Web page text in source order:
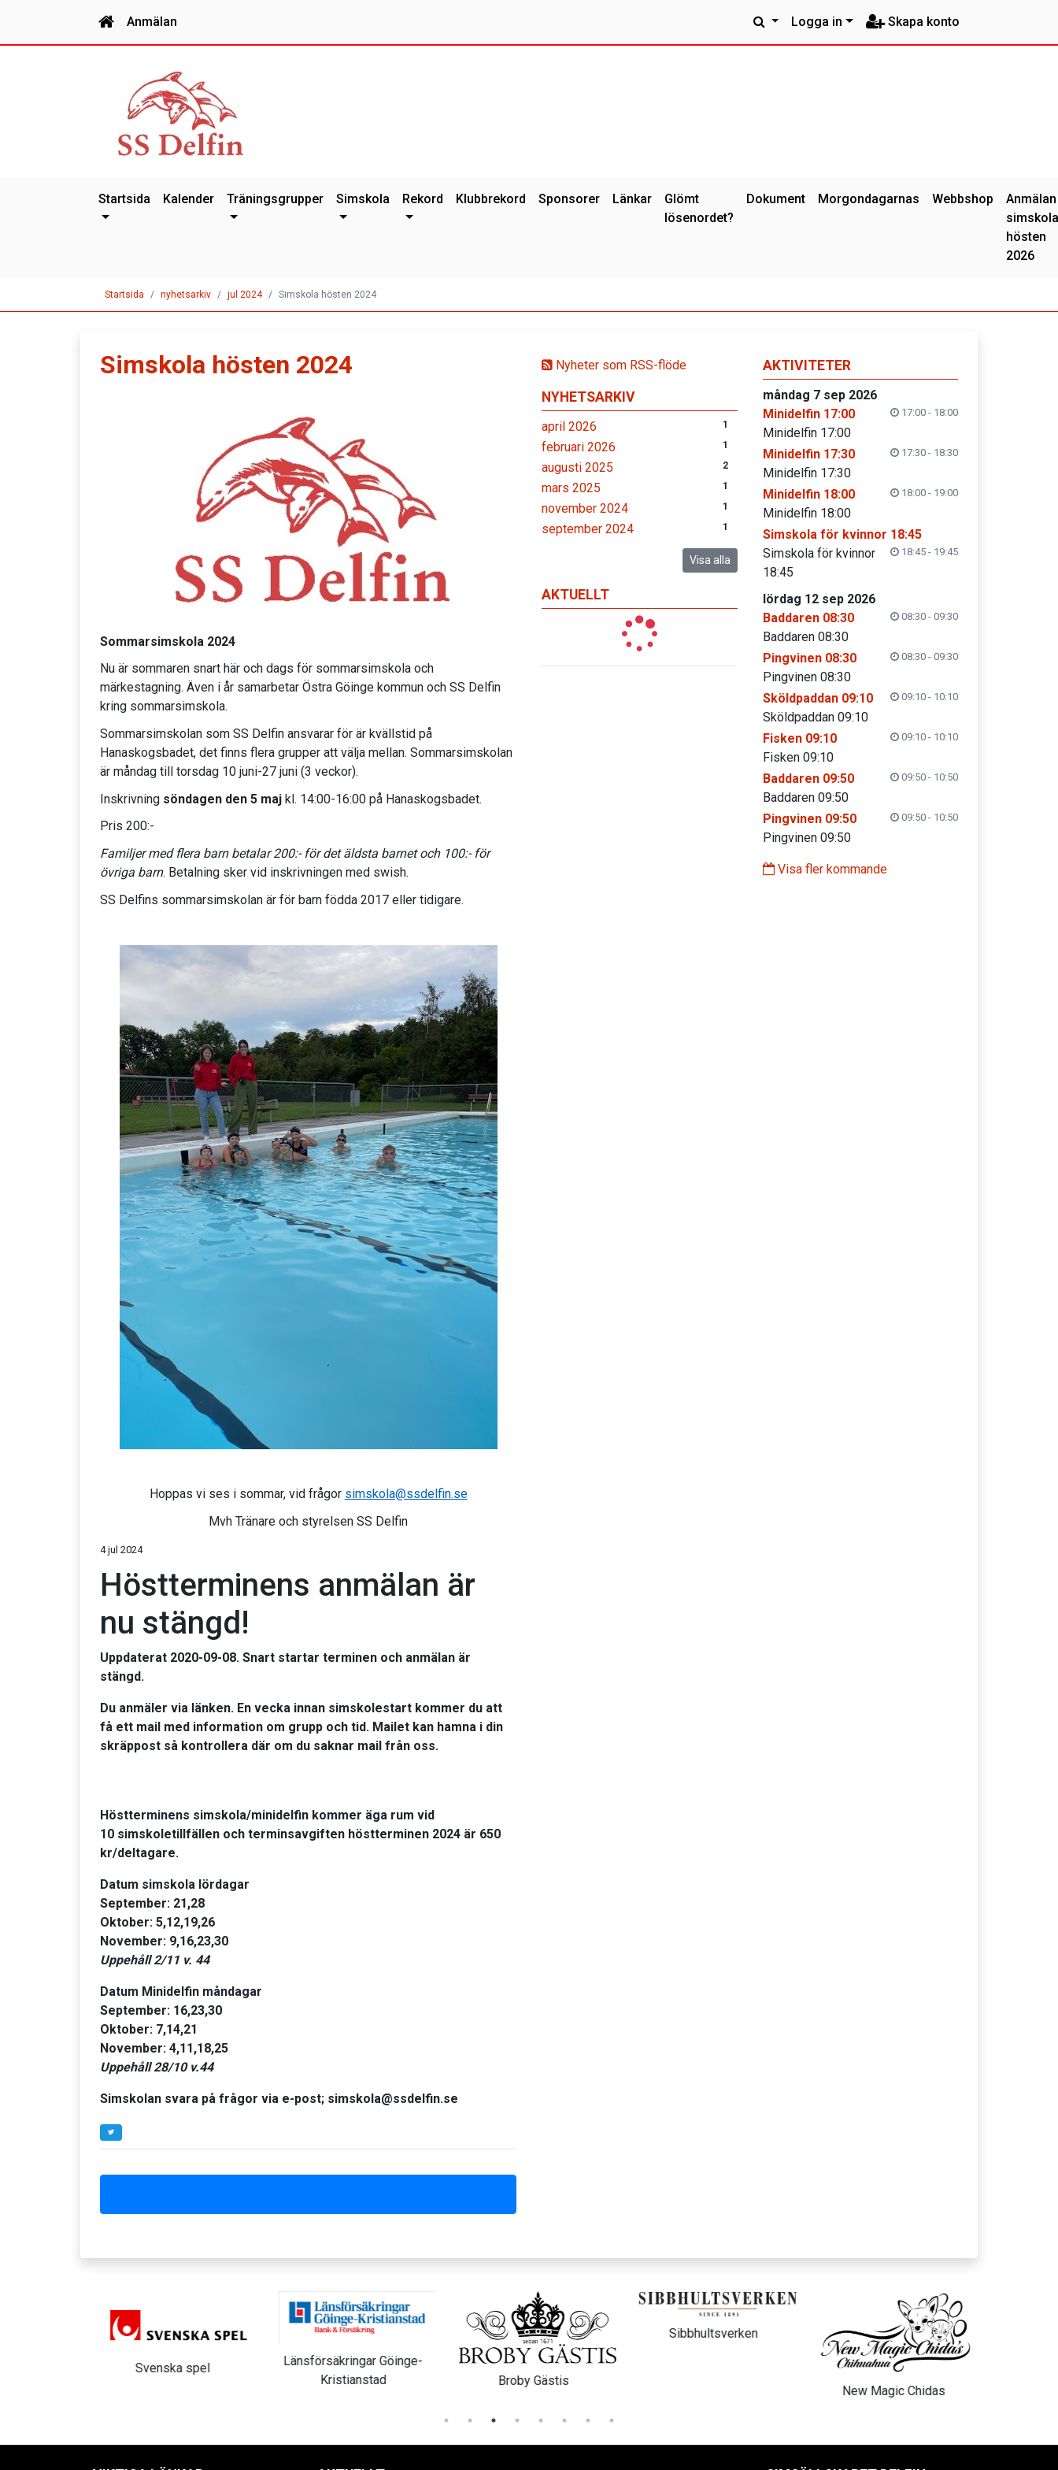
Anmälan Logga in Skapa konto
Startsida Kalender Träningsgrupper Simskola Rekord Klubbrekord Sponsorer Länkar
Glömt
lösenordet?
Dokument Morgondagarnas Webbshop
Anmälan
hösten
2026
Startsida nyhetsarkiv jul 2024 Simskola hösten 2024
Nyheter som RSS-flöde
NYHETSARKIV
april 2026 1
februari 2026 1
augusti 2025 2
mars 2025 1
november 2024 1
september 2024 1
Visa alla
AKTUELLT
Simskola hösten 2024
Sommarsimskola 2024
Nu är sommaren snart här och dags för sommarsimskola och
märkestagning. Även i år samarbetar Östra Göinge kommun och SS Delfin
kring sommarsimskola.
Sommarsimskolan som SS Delfin ansvarar för är kvällstid på
Hanaskogsbadet, det finns flera grupper att välja mellan. Sommarsimskolan
är måndag till torsdag 10 juni-27 juni (3 veckor).
Inskrivning söndagen den 5 maj kl. 14:00-16:00 på Hanaskogsbadet.
Pris 200:-
Familjer med flera barn betalar 200:- för det äldsta barnet och 100:- för
övriga barn. Betalning sker vid inskrivningen med swish.
SS Delfins sommarsimskolan är för barn födda 2017 eller tidigare.
Hoppas vi ses i sommar, vid frågor simskola@ssdelfin.se
Mvh Tränare och styrelsen SS Delfin
4 jul 2024
Höstterminens anmälan är
nu stängd!
Uppdaterat 2020-09-08. Snart startar terminen och anmälan är
stängd.
Du anmäler via länken. En vecka innan simskolestart kommer du att
få ett mail med information om grupp och tid. Mailet kan hamna i din
skräppost så kontrollera där om du saknar mail från oss.
Höstterminens simskola/minidelfin kommer äga rum vid
10 simskoletillfällen och terminsavgiften höstterminen 2024 är 650
kr/deltagare.
Datum simskola lördagar
September: 21,28
Oktober: 5,12,19,26
November: 9,16,23,30
Uppehåll 2/11 v. 44
Datum Minidelfin måndagar
September: 16,23,30
Oktober: 7,14,21
November: 4,11,18,25
Uppehåll 28/10 v.44
Simskolan svara på frågor via e-post; simskola@ssdelfin.se
AKTIVITETER
måndag 7 sep 2026
Minidelfin 17:00
17:00 - 18:00
Minidelfin 17:00
Minidelfin 17:30
17:30 - 18:30
Minidelfin 17:30
Minidelfin 18:00
18:00 - 19:00
Minidelfin 18:00
Simskola för kvinnor 18:45
18:45 - 19:45
Simskola för kvinnor
18:45
lördag 12 sep 2026
Baddaren 08:30
08:30 - 09:30
Baddaren 08:30
Pingvinen 08:30
08:30 - 09:30
Pingvinen 08:30
Sköldpaddan 09:10
09:10 - 10:10
Sköldpaddan 09:10
Fisken 09:10
09:10 - 10:10
Fisken 09:10
Baddaren 09:50
09:50 - 10:50
Baddaren 09:50
Pingvinen 09:50
09:50 - 10:50
Pingvinen 09:50
Visa fler kommande
Svenska spel
Länsförsäkringar Göinge-
Kristianstad
Broby Gästis
Sibbhultsverken
New Magic Chidas